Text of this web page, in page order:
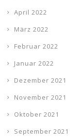
April 2022
März 2022
Februar 2022
Januar 2022
Dezember 2021
November 2021
Oktober 2021
September 2021